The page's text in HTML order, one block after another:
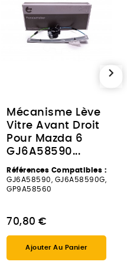
Mécanisme Lève
Vitre Avant Droit
Pour Mazda 6
GJ6A58590...
Références Compatibles :
GJ6A58590, GJ6A58590G,
GP9A58560
70,80 €
Ajouter Au Panier
chevron_right